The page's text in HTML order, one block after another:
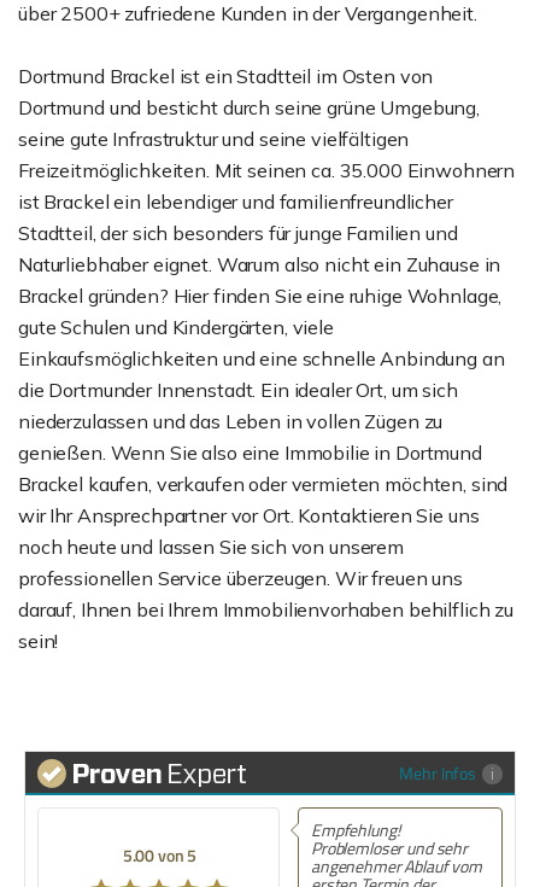
über 2500+ zufriedene Kunden in der Vergangenheit.
Dortmund Brackel ist ein Stadtteil im Osten von
Dortmund und besticht durch seine grüne Umgebung,
seine gute Infrastruktur und seine vielfältigen
Freizeitmöglichkeiten. Mit seinen ca. 35.000 Einwohnern
ist Brackel ein lebendiger und familienfreundlicher
Stadtteil, der sich besonders für junge Familien und
Naturliebhaber eignet. Warum also nicht ein Zuhause in
Brackel gründen? Hier finden Sie eine ruhige Wohnlage,
gute Schulen und Kindergärten, viele
Einkaufsmöglichkeiten und eine schnelle Anbindung an
die Dortmunder Innenstadt. Ein idealer Ort, um sich
niederzulassen und das Leben in vollen Zügen zu
genießen. Wenn Sie also eine Immobilie in Dortmund
Brackel kaufen, verkaufen oder vermieten möchten, sind
wir Ihr Ansprechpartner vor Ort. Kontaktieren Sie uns
noch heute und lassen Sie sich von unserem
professionellen Service überzeugen. Wir freuen uns
darauf, Ihnen bei Ihrem Immobilienvorhaben behilflich zu
sein!
Mehr Infos
5.00 von 5
Empfehlung!
Problemloser und sehr
angenehmer Ablauf vom